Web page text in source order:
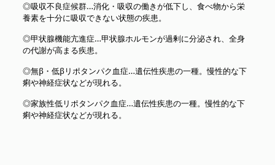
◎吸収不良症候群…消化・吸収の働きが低下し、食べ物から栄
養素を十分に吸収できない状態の疾患。
◎甲状腺機能亢進症…甲状腺ホルモンが過剰に分泌され、全身
の代謝が高まる疾患。
◎無β・低βリポタンパク血症…遺伝性疾患の一種。慢性的な下
痢や神経症状などが現れる。
◎家族性低リポタンパク血症…遺伝性疾患の一種。慢性的な下
痢や神経症状などが現れる。